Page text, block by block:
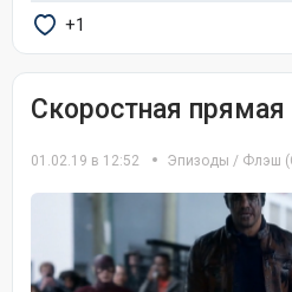
+1
Скоростная прямая
01.02.19 в 12:52 Эпизоды / Флэш